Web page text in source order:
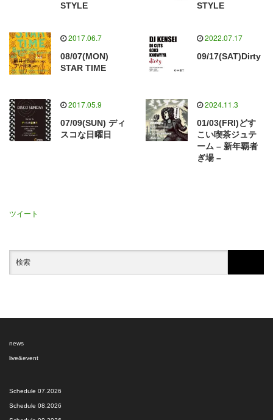
STYLE
STYLE
2017.06.7
08/07(MON)
STAR TIME
2022.07.17
09/17(SAT)Dirty
2017.05.9
07/09(SUN) ディ
スコな日曜日
2024.11.3
01/03(FRI)どす
こい喫茶ジュテ
ーム – 新年覇者
ぎ場 –
ツイート
news
live&event
Schedule 07.2026
Schedule 08.2026